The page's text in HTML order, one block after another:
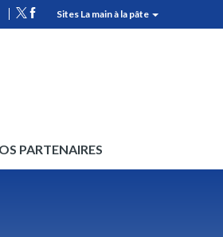
Sites La main à la pâte
PARTENAIRES